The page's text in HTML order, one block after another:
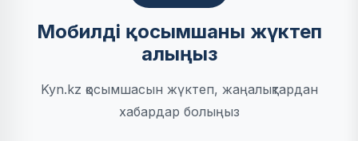
Мобилді қосымшаны жүктеп
алыңыз
Kyn.kz қосымшасын жүктеп, жаңалықтардан
хабардар болыңыз